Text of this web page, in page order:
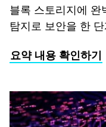
블록 스토리지에 완
탐지로 보안을 한
요약 내용 확인하기